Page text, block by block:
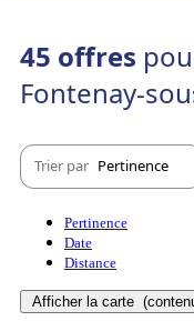
45 offres
Fontenay-
Trier par Pertinence
Pertinence
Date
Distance
Afficher la carte